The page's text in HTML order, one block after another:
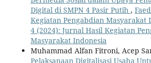
Digital di SMPN 4 Pasir Putih ,
Kegiatan Pengabdian Masyarakat
4 (2024): Jurnal Hasil Kegiatan
Masyarakat Indonesia
Muhammad Alfan Fitroni, Acep
Pelaksanaan Digitalisasi Usaha